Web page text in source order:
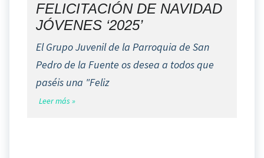
FELICITACIÓN DE NAVIDAD
JÓVENES ‘2025’
El Grupo Juvenil de la Parroquia de San
Pedro de la Fuente os desea a todos que
paséis una "Feliz
Leer más »